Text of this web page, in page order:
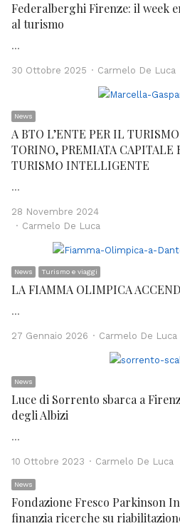
Federalberghi Firenze: il week
al turismo
…
30 Ottobre 2025 Author
Carmelo De Luca
News
A BTO L’ENTE PER IL
TORINO, PREMIATA CAPITALE
TURISMO INTELLIGENTE
…
28 Novembre 2024
Author
Carmelo De Luca
News Turismo e viaggi
LA FIAMMA OLIMPICA
…
27 Gennaio 2026 Author
Carmelo De Luca
News
Luce di Sorrento sbarca a
degli Albizi
…
10 Ottobre 2023 Author
Carmelo De Luca
News
Fondazione Fresco Parkinson
finanzia ricerche su